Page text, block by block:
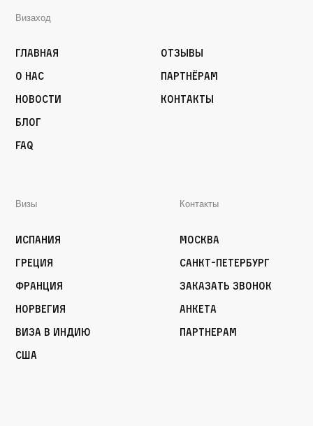
Визаход
Главная
О нас
Новости
Блог
FAQ
Отзывы
Партнёрам
Контакты
Визы
Испания
Греция
Франция
Норвегия
Виза в Индию
США
Контакты
Москва
Санкт-Петербург
Заказать звонок
Анкета
Партнерам